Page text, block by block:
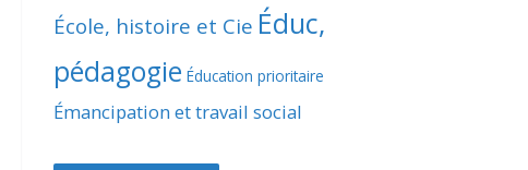
École, histoire et Cie Éduc,
pédagogie Éducation prioritaire
Émancipation et travail social